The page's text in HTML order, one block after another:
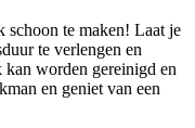
schoon te maken! Laat je
te verlengen en
kan worden gereinigd en
en geniet van een